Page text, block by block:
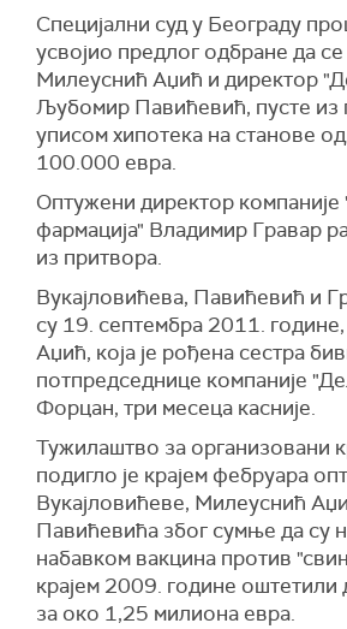
Специјални суд у Београду
усвојио предлог одбране да
Милеуснић Аџић и директор
Љубомир Павићевић, пусте из
уписом хипотека на станове
100.000 евра.
Оптужени директор компаније
фармација" Владимир Гравар
из притвора.
Вукајловићева, Павићевић и
су 19. септембра 2011.
Аџић, која је рођена сестра
потпредседнице компаније
Форцан, три месеца касније.
Тужилаштво за организовани
подигло је крајем фебруара
Вукајловићеве, Милеуснић
Павићевића због сумње да су
набавком вакцина против
крајем 2009. године оштетили
за око 1,25 милиона евра.